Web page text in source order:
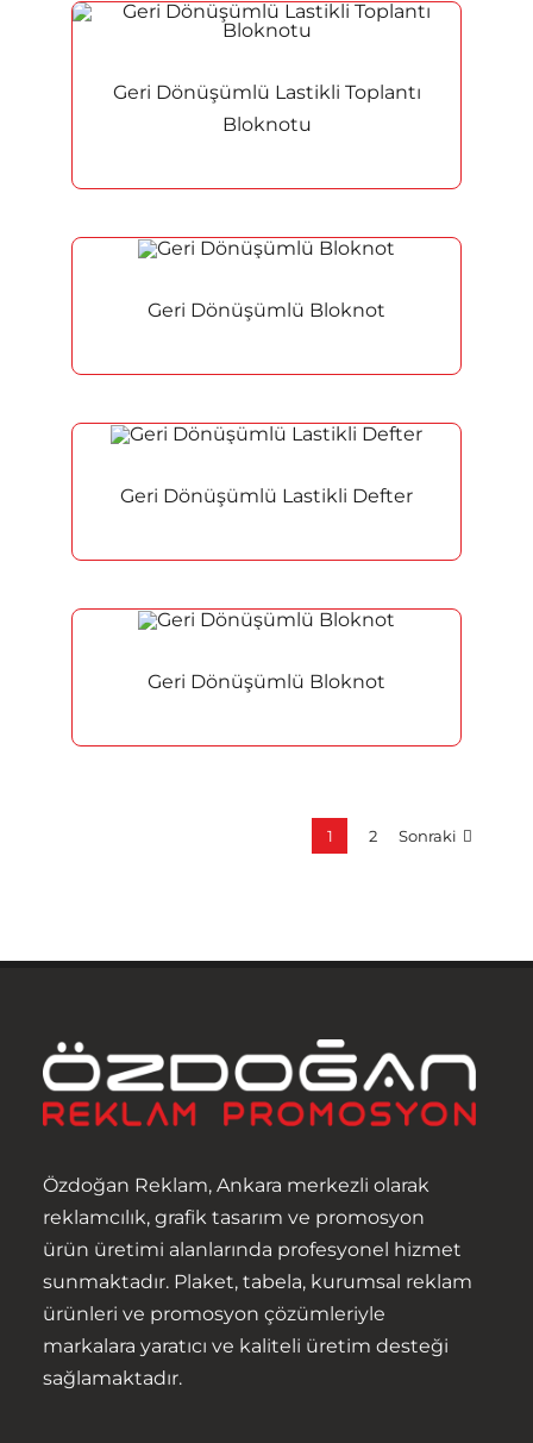
Geri Dönüşümlü Lastikli Toplantı
Bloknotu
Geri Dönüşümlü Bloknot
Geri Dönüşümlü Lastikli Defter
Geri Dönüşümlü Bloknot
1 2 Sonraki
Özdoğan Reklam, Ankara merkezli olarak
reklamcılık, grafik tasarım ve promosyon
ürün üretimi alanlarında profesyonel hizmet
sunmaktadır. Plaket, tabela, kurumsal reklam
ürünleri ve promosyon çözümleriyle
markalara yaratıcı ve kaliteli üretim desteği
sağlamaktadır.